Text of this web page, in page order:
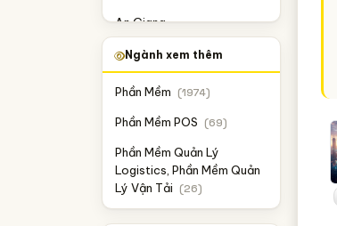
An Giang
Bà Rịa-Vũng Tàu
Hưng Yên
Khánh Hòa
Nam Định
Nghệ An
Ngành xem thêm
Phần Mềm (1974)
Phần Mềm POS (69)
Phần Mềm Quản Lý
Logistics, Phần Mềm Quản
Lý Vận Tải (26)